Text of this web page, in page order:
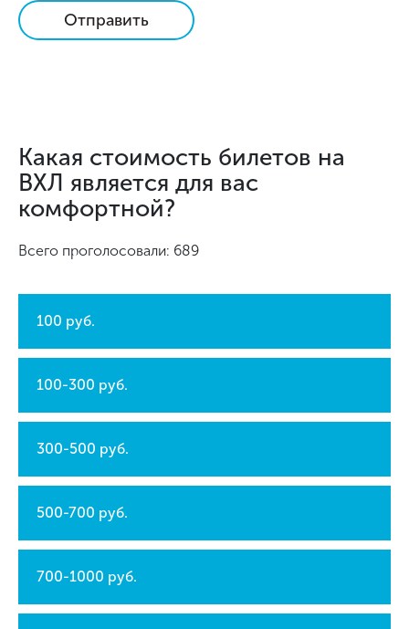
Отправить
Какая стоимость билетов на
ВХЛ является для вас
комфортной?
Всего проголосовали: 689
100 руб.
100-300 руб.
300-500 руб.
500-700 руб.
700-1000 руб.